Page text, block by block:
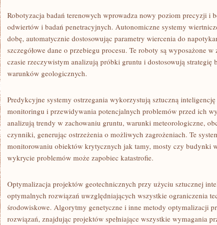
Robotyzacja badań terenowych wprowadza nowy poziom precyzji i
odwiertów i badań penetracyjnych. Autonomiczne systemy
dobę, automatycznie dostosowując parametry wiercenia do
szczegółowe dane o przebiegu procesu. Te roboty są wyposażone
czasie rzeczywistym analizują próbki gruntu i dostosowują strategię
warunków geologicznych.
Predykcyjne systemy ostrzegania wykorzystują sztuczną
monitoringu i przewidywania potencjalnych problemów przed ich
analizują trendy w zachowaniu gruntu, warunki meteorologiczne,
czynniki, generując ostrzeżenia o możliwych zagrożeniach. Te
monitorowaniu obiektów krytycznych jak tamy, mosty czy budynki
wykrycie problemów może zapobiec katastrofie.
Optymalizacja projektów geotechnicznych przy użyciu sztucznej
optymalnych rozwiązań uwzględniających wszystkie ograniczenia
środowiskowe. Algorytmy genetyczne i inne metody optymalizacji
rozwiązań, znajdując projektów spełniające wszystkie wymagania